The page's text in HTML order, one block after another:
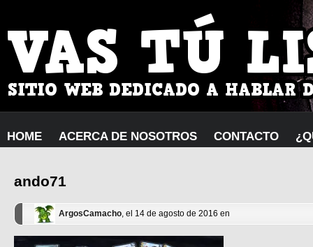
HOME ACERCA DE NOSOTROS CONTACTO
ando71
ArgosCamacho, el 14 de agosto de 2016 en